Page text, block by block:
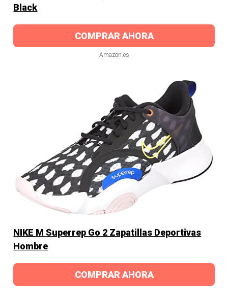
Black
COMPRAR AHORA
Amazon.es
NIKE M Superrep Go 2 Zapatillas Deportivas
Hombre
COMPRAR AHORA